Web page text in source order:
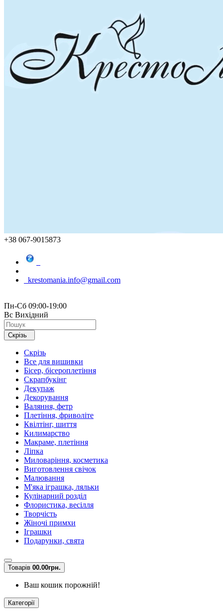
+38 067-9015873
krestomania.info@gmail.com
Пн-Сб 09:00-19:00
Вс Вихідний
Скрізь
Скрізь
Все для вишивки
Бісер, бісероплетіння
Скрапбукінг
Декупаж
Декорування
Валяння, фетр
Плетіння, фриволіте
Квілтінг, шиття
Килимарство
Макраме, плетіння
Ліпка
Миловаріння, косметика
Виготовлення свічок
Малювання
М'яка іграшка, ляльки
Кулінарний розділ
Флористика, весілля
Творчість
Жіночі примхи
Іграшки
Подарунки, свята
Товарів 00.00грн.
Ваш кошик порожній!
Категорії